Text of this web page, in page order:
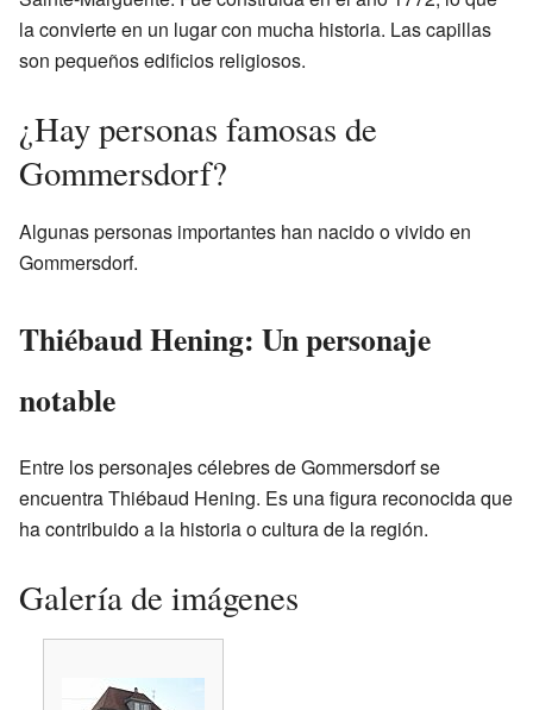
la convierte en un lugar con mucha historia. Las capillas
son pequeños edificios religiosos.
¿Hay personas famosas de
Gommersdorf?
Algunas personas importantes han nacido o vivido en
Gommersdorf.
Thiébaud Hening: Un personaje
notable
Entre los personajes célebres de Gommersdorf se
encuentra Thiébaud Hening. Es una figura reconocida que
ha contribuido a la historia o cultura de la región.
Galería de imágenes